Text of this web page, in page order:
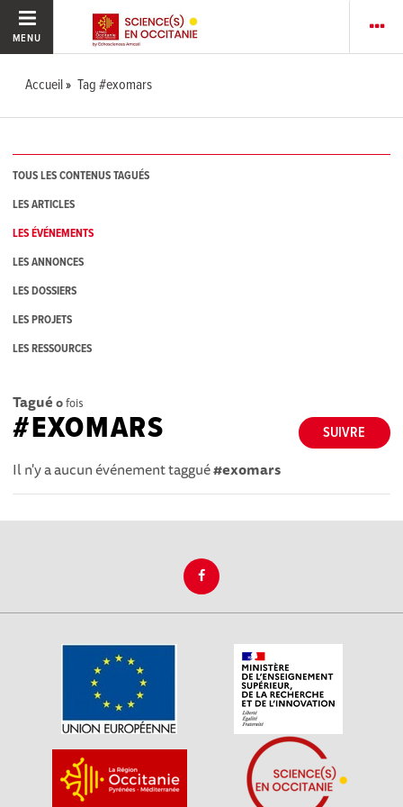
MENU
Accueil Tag #exomars
TOUS LES CONTENUS TAGUÉS
LES ARTICLES
LES ÉVÉNEMENTS
LES ANNONCES
LES DOSSIERS
LES PROJETS
LES RESSOURCES
Tagué 0fois
SUIVRE
#EXOMARS
Il n'y a aucun événement taggué#exomars